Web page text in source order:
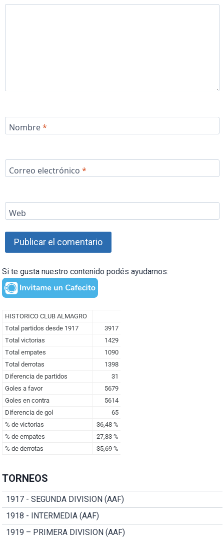
Nombre*
Correo electrónico *
Web
Si te gusta nuestro contenido podés ayudarnos:
TORNEOS
1917 - SEGUNDA DIVISION (AAF)
1918 - INTERMEDIA (AAF)
1919 – PRIMERA DIVISION (AAF)